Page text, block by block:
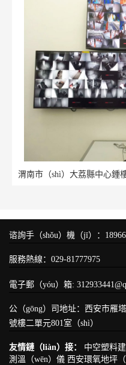
渭南市（shì）大荔縣中心鍾
谘詢手（shǒu）機（jī）：
服務熱線：029-81777975
電子郵（yóu）箱:
公（gōng）司地址：西安市雁
號樓二單元801室（shì）
友情鏈（liàn）接： 中空塑料
測溫（wēn）儀 西安環氧地坪